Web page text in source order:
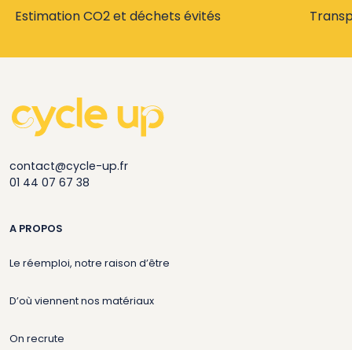
Estimation CO2 et déchets évités
contact@cycle-up.fr
01 44 07 67 38
A PROPOS
Le réemploi, notre raison d’être
D’où viennent nos matériaux
On recrute